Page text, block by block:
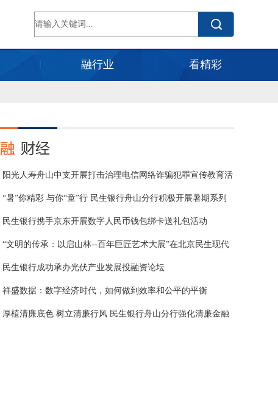
融行业 看精彩
阳光人寿舟山中支开展打击治理电信网络诈骗犯罪宣传教育活
动
“暑”你精彩 与你“童”行 民生银行舟山分行积极开展暑期系列
民生银行携手京东开展数字人民币钱包绑卡送礼包活动
“文明的传承：以启山林--百年巨匠艺术大展”在北京民生现代
美
民生银行成功承办光伏产业发展投融资论坛
祥盛数据：数字经济时代，如何做到效率和公平的平衡
厚植清廉底色 树立清廉行风 民生银行舟山分行强化清廉金融